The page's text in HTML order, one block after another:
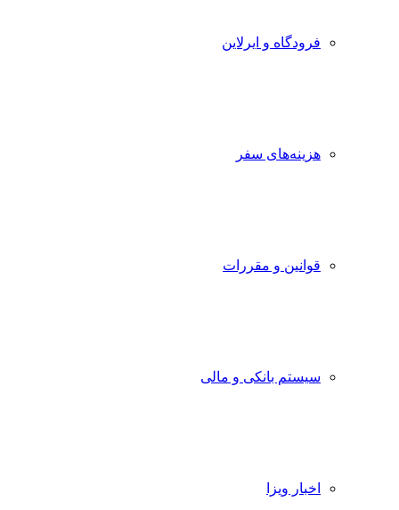
فرودگاه و ایرلاین
هزینه‌های سفر
قوانین و مقررات
سیستم بانکی و مالی
اخبار ویزا